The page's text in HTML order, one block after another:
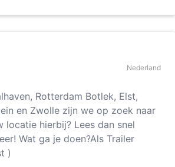
Nederland
Rotterdam Botlek, Elst,
en Zwolle zijn we op zoek naar
locatie hierbij? Lees dan snel
Wat ga je doen?Als Trailer
)